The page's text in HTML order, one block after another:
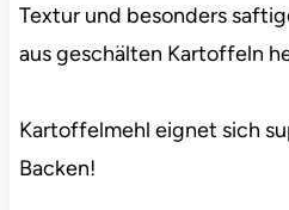
Textur und besonders
aus geschälten Kartoffeln
Kartoffelmehl eignet sich
Backen!